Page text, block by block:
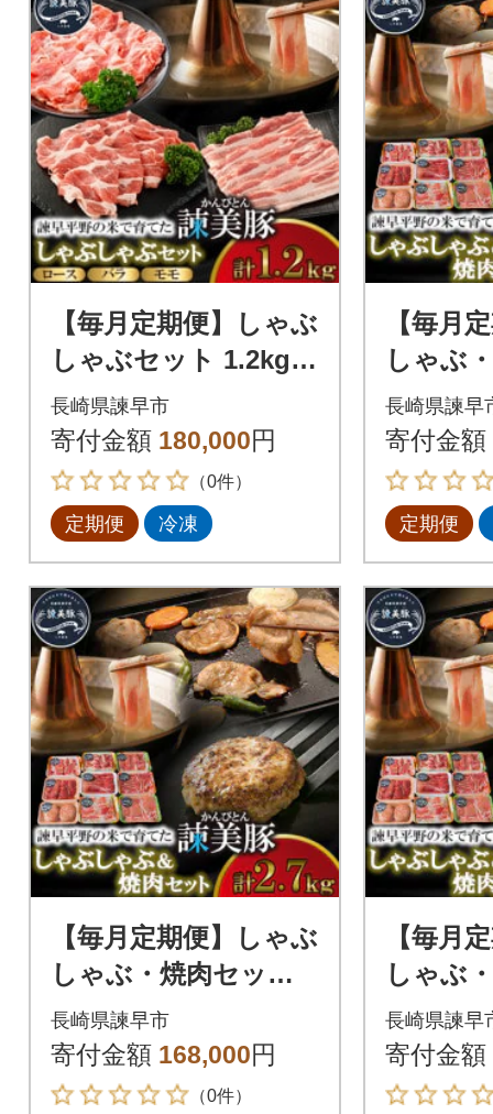
【毎月定期便】しゃぶ
しゃぶセット 1.2kg
諫早平野の米で育てた
諫美豚(かんびとん)全
12回
長崎県諫早市
寄付金額 180,000円
（0件）
定期便 冷凍
【毎月
しゃぶ
2.7kg
で育て
びとん)
長崎県諫早
寄付金額
定期便
【毎月定期便】しゃぶ
しゃぶ・焼肉セット
2.7kg 諫早平野の米
で育てた諫美豚(かん
びとん)全6回
長崎県諫早市
寄付金額 168,000円
（0件）
【毎月
しゃぶ
2.7kg
で育て
びとん)
長崎県諫早
寄付金額